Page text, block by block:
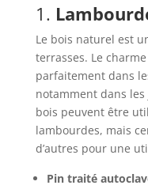
1.
Le bois naturel est
terrasses. Le
parfaitement dans
notamment dans
bois peuvent être
lambourdes, mais
d’autres pour une
Pin traité